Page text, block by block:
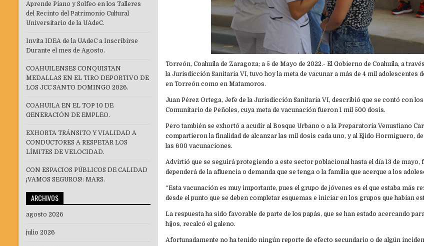
Torreón, Coahuila de Zaragoza; a 5 de Mayo de 2022.- El Gobierno de Coahuila, a
la Jurisdicción Sanitaria VI, tuvo hoy la meta de vacunar a más de 4 mil adolescentes
en Torreón como en Matamoros.
Juan Pérez Ortega, Jefe de la Jurisdicción Sanitaria VI, describió que se contó con
Comunitario de Peñoles, cuya meta de vacunación fueron 1 mil 500 dosis.
Pero también se exhortó a acudir al Bosque Urbano o a la Preparatoria Venustiano
compartieron la finalidad de alcanzar las mil dosis cada uno, y al Ejido Hormiguero,
las 600 vacunaciones.
Advirtió que se seguirá protegiendo a este sector poblacional hasta el día 13 de mayo,
dependerá de la afluencia o demanda que se tenga o la familia que acerque a los
“Esta vacunación es muy importante, pues el grupo de jóvenes es el que estaba más
desde el punto que se deben completar esquemas e iniciar en los grupos que habían
La respuesta ha sido favorable de parte de los papás, que se han estado acercando
hijos, recalcó el galeno.
Afortunadamente no ha tenido ningún reporte de efecto secundario o de algún
Aprende Piano y Solfeo en los Talleres
del Recinto del Patrimonio Cultural
Universitario de la UAdeC.
Invita IDEA de la UAdeC a Inscribirse
Durante el mes de Agosto.
COAHUILENSES CONQUISTAN
MEDALLAS EN EL TIRO DEPORTIVO DE
LOS JCC SANTO DOMINGO 2026.
COAHUILA EN EL TOP 10 DE
GENERACIÓN DE EMPLEO.
EXHORTA TRÁNSITO Y VIALIDAD A
CONDUCTORES A RESPETAR LOS
LÍMITES DE VELOCIDAD.
CON ESPACIOS PÚBLICOS DE CALIDAD
¡VAMOS SEGUROS!: MARS.
ARCHIVOS
agosto 2026
julio 2026